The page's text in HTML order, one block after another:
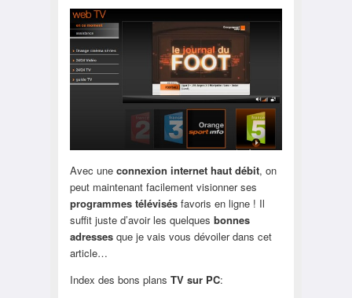
Avec une connexion internet haut débit, on
peut maintenant facilement visionner ses
programmes télévisésfavoris en ligne ! Il
suffit juste d’avoir les quelques bonnes
adressesque je vais vous dévoiler dans cet
article…
Index des bons plans TV sur PC: